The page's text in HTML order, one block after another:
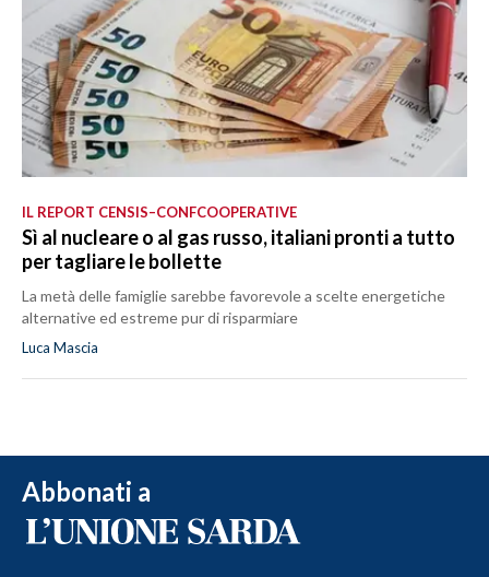
IL REPORT CENSIS–CONFCOOPERATIVE
Sì al nucleare o al gas russo, italiani pronti a tutto
per tagliare le bollette
La metà delle famiglie sarebbe favorevole a scelte energetiche
alternative ed estreme pur di risparmiare
Luca Mascia
Abbonati a